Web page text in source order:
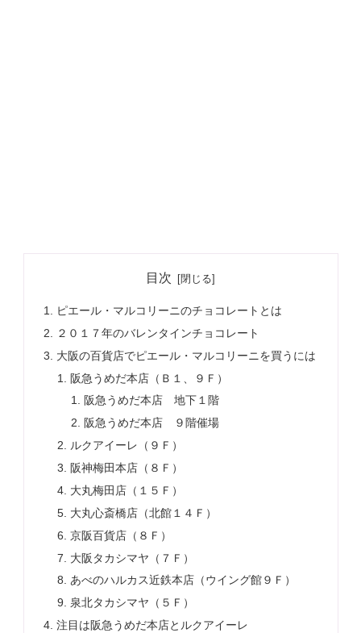
目次
ピエール・マルコリーニのチョコレートとは
２０１７年のバレンタインチョコレート
大阪の百貨店でピエール・マルコリーニを買うには
阪急うめだ本店（Ｂ１、９Ｆ）
阪急うめだ本店 地下１階
阪急うめだ本店 ９階催場
ルクアイーレ（９Ｆ）
阪神梅田本店（８Ｆ）
大丸梅田店（１５Ｆ）
大丸心斎橋店（北館１４Ｆ）
京阪百貨店（８Ｆ）
大阪タカシマヤ（７Ｆ）
あべのハルカス近鉄本店（ウイング館９Ｆ）
泉北タカシマヤ（５Ｆ）
注目は阪急うめだ本店とルクアイーレ